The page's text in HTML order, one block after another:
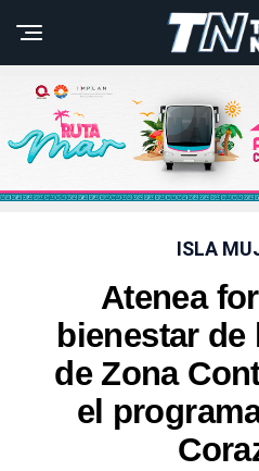
ISLA
Atenea
bienestar
de Zona
el